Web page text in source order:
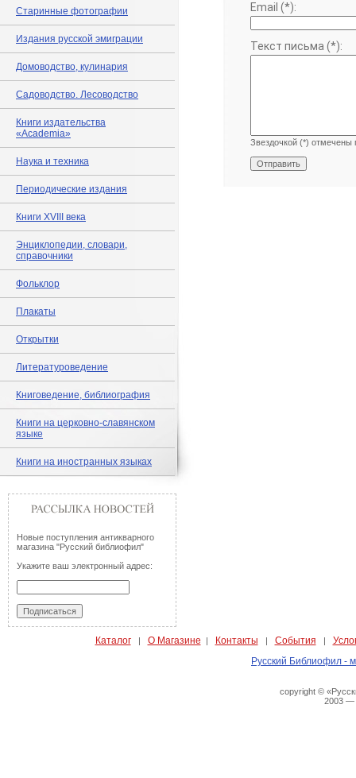
Старинные фотографии
Издания русской эмиграции
Домоводство, кулинария
Садоводство. Лесоводство
Книги издательства
«Academia»
Наука и техника
Периодические издания
Книги XVIII века
Энциклопедии, словари,
справочники
Фольклор
Плакаты
Открытки
Литературоведение
Книговедение, библиография
Книги на церковно-славянском
языке
Книги на иностранных языках
Новые поступления антикварного
магазина "Русский библиофил"
Укажите ваш электронный адрес:
Email (*):
Текст письма (*):
Звездочкой (*) отмечены
Каталог| О Магазине | Контакты | События |
Русский Библиофил -
copyright ©
2003 —